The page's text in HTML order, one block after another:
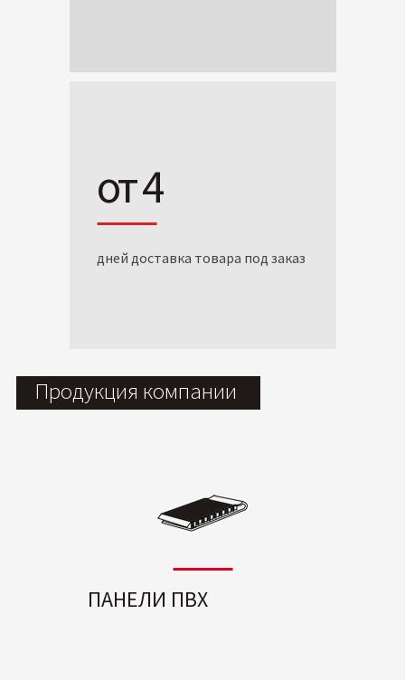
от 4
дней доставка товара под заказ
Продукция компании
ПАНЕЛИ ПВХ